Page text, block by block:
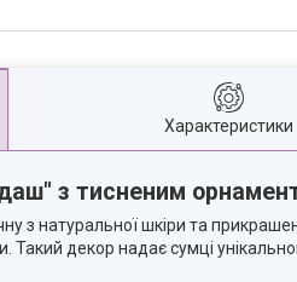
Характеристики
з тисненим
з натуральної шкіри та
декор надає сумці